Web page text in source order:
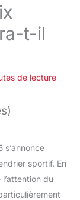
t-il
de lecture
s’annonce
sportif. En
du